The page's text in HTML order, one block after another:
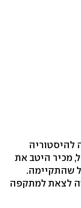
להיסטוריה
מכיר היטב את
שהתקיימה.
לצאת למתקפה